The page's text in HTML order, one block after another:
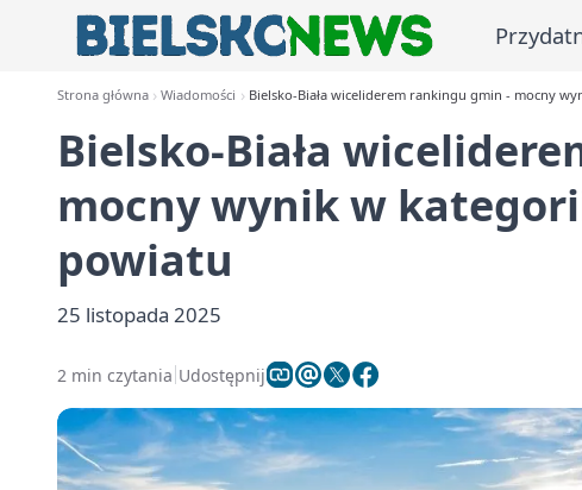
Strona główna Wiadomości Bielsko-Biała wiceliderem rankingu gmin - mocny
Bielsko-Biała
mocny wynik w
powiatu
25 listopada 2025
2 min czytania Udostępnij